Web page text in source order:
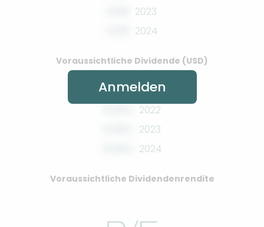
2023
2024
Voraussichtliche Dividende (USD)
2022
2023
2024
Voraussichtliche Dividendenrendite
Anmelden